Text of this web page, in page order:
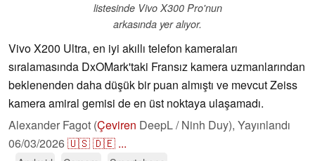
listesinde Vivo X300 Pro'nun
arkasında yer alıyor.
Vivo X200 Ultra, en iyi akıllı telefon kameraları
sıralamasında DxOMark'taki Fransız kamera uzmanlarından
beklenenden daha düşük bir puan almıştı ve mevcut Zeiss
kamera amiral gemisi de en üst noktaya ulaşamadı.
Alexander Fagot (Çeviren DeepL / Ninh Duy), Yayınlandı
06/03/2026🇺🇸🇩🇪 ...